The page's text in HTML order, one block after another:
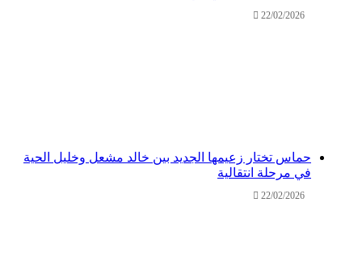
22/02/2026
حماس تختار زعيمها الجديد بين خالد مشعل وخليل الحية
في مرحلة انتقالية
22/02/2026